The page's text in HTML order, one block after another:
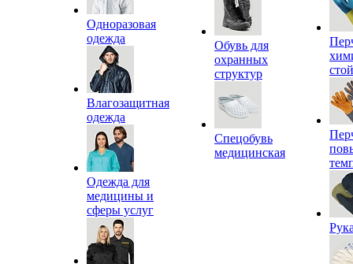
Одноразовая
одежда
Влагозащитная
одежда
Одежда для
медицины и
сферы услуг
Обувь для
охранных
структур
Спецобувь
медицинская